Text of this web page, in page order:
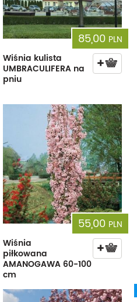
85,00 PLN
Wiśnia kulista
UMBRACULIFERA na
pniu
55,00 PLN
Wiśnia
piłkowana
AMANOGAWA 60-100
cm